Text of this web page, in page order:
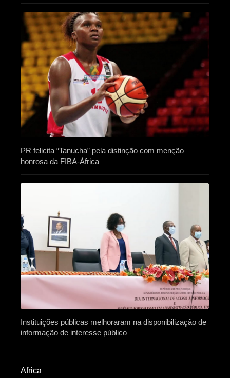
PR felicita “Tanucha” pela distinção com menção
honrosa da FIBA-África
Instituições públicas melhoraram na disponibilização de
informação de interesse público
Africa​